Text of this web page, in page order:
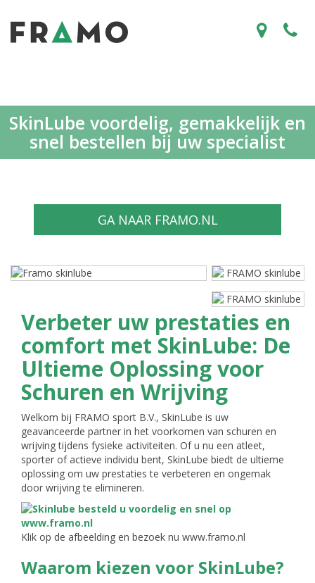
SkinLube voordelig, gemakkelijk en
snel bestellen bij uw specialist
GA NAAR FRAMO.NL
Verbeter uw prestaties en
comfort met SkinLube: De
Ultieme Oplossing voor
Schuren en Wrijving
Welkom bij FRAMO sport B.V., SkinLube is uw
geavanceerde partner in het voorkomen van schuren en
wrijving tijdens fysieke activiteiten. Of u nu een atleet,
sporter of actieve individu bent, SkinLube biedt de ultieme
oplossing om uw prestaties te verbeteren en ongemak
door wrijving te elimineren.
Klik op de afbeelding en bezoek nu www.framo.nl
Waarom kiezen voor SkinLube?